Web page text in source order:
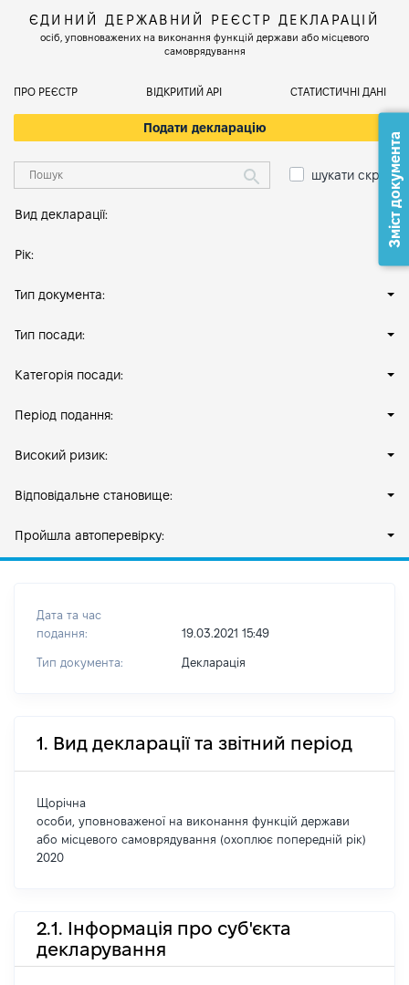
ЄДИНИЙ ДЕРЖАВНИЙ РЕЄСТР ДЕКЛАРАЦІЙ
осіб, уповноважених на виконання функцій держави або місцевого
самоврядування
ПРО РЕЄСТР ВІДКРИТИЙ АРІ СТАТИСТИЧНІ ДАНІ
Подати декларацію
шукати скрізь
Вид декларації:
Рік:
Тип документа:
Тип посади:
Категорія посади:
Період подання:
Високий ризик:
Відповідальне становище:
Пройшла автоперевірку:
Дата та час
подання:
19.03.2021 15:49
Тип документа: Декларація
1. Вид декларації та звітний період
Щорічна
особи, уповноваженої на виконання функцій держави
або місцевого самоврядування (охоплює попередній рік)
2020
2.1. Інформація про суб'єкта
декларування
Зміст документа